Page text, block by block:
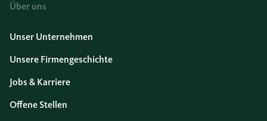
Über uns
Unser Unternehmen
Unsere Firmengeschichte
Jobs & Karriere
Offene Stellen